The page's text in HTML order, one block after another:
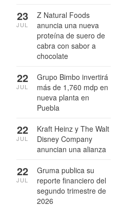
Z Natural Foods
anuncia una nueva
proteína de suero de
cabra con sabor a
chocolate
23
JUL
Grupo Bimbo invertirá
más de 1,760 mdp en
nueva planta en
Puebla
22
JUL
Kraft Heinz y The Walt
Disney Company
anuncian una alianza
22
JUL
Gruma publica su
reporte financiero del
segundo trimestre de
2026
22
JUL